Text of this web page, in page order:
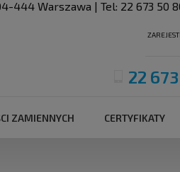
444 Warszawa | Tel: 22 673 50
22
ZAMIENNYCH CERTYFIKATY